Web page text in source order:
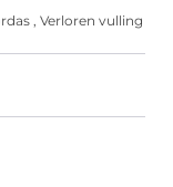
, Verloren vulling